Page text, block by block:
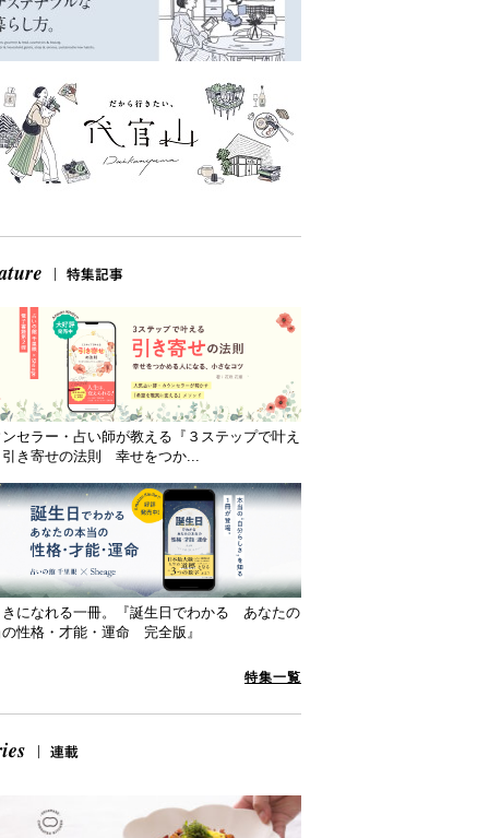
セラー・占い師が教える『３ステップで叶え
き寄せの法則 幸せをつか...
きになれる一冊。『誕生日でわかる あなたの
性格・才能・運命 完全版』
特集一覧